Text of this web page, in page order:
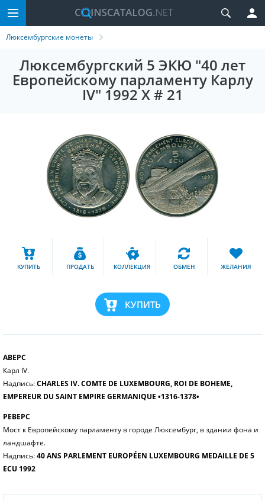
Люксембургские монеты
Люксембургский 5 ЭКЮ "40 лет
Европейскому парламенту Карлу
IV" 1992 X # 21
КУПИТЬ ПРОДАТЬ КОЛЛЕКЦИЯ ОБМЕН ЖЕЛАНИЯ
КУПИТЬ
АВЕРС
Карл IV.
Надпись:CHARLES IV. COMTE DE LUXEMBOURG, ROI DE BOHEME,
EMPEREUR DU SAINT EMPIRE GERMANIQUE •1316-1378•
РЕВЕРС
Мост к Европейскому парламенту в городе Люксембург, в здании фона и
ландшафте.
Надпись:40 ANS PARLEMENT EUROPÉEN LUXEMBOURG MEDAILLE DE 5
ECU 1992